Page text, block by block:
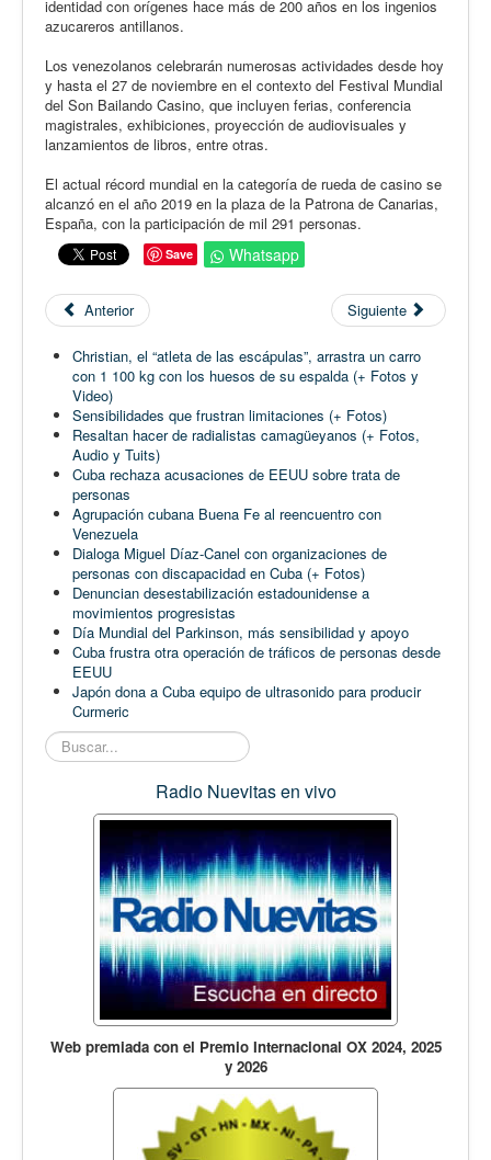
identidad con orígenes hace más de 200 años en los ingenios
azucareros antillanos.
Los venezolanos celebrarán numerosas actividades desde hoy
y hasta el 27 de noviembre en el contexto del Festival Mundial
del Son Bailando Casino, que incluyen ferias, conferencia
magistrales, exhibiciones, proyección de audiovisuales y
lanzamientos de libros, entre otras.
El actual récord mundial en la categoría de rueda de casino se
alcanzó en el año 2019 en la plaza de la Patrona de Canarias,
España, con la participación de mil 291 personas.
Save Whatsapp
Anterior Siguiente
Christian, el “atleta de las escápulas”, arrastra un carro
con 1 100 kg con los huesos de su espalda (+ Fotos y
Video)
Sensibilidades que frustran limitaciones (+ Fotos)
Resaltan hacer de radialistas camagüeyanos (+ Fotos,
Audio y Tuits)
Cuba rechaza acusaciones de EEUU sobre trata de
personas
Agrupación cubana Buena Fe al reencuentro con
Venezuela
Dialoga Miguel Díaz-Canel con organizaciones de
personas con discapacidad en Cuba (+ Fotos)
Denuncian desestabilización estadounidense a
movimientos progresistas
Día Mundial del Parkinson, más sensibilidad y apoyo
Cuba frustra otra operación de tráficos de personas desde
EEUU
Japón dona a Cuba equipo de ultrasonido para producir
Curmeric
Buscar...
Radio Nuevitas en vivo
Web premiada con el Premio Internacional OX 2024, 2025
y 2026